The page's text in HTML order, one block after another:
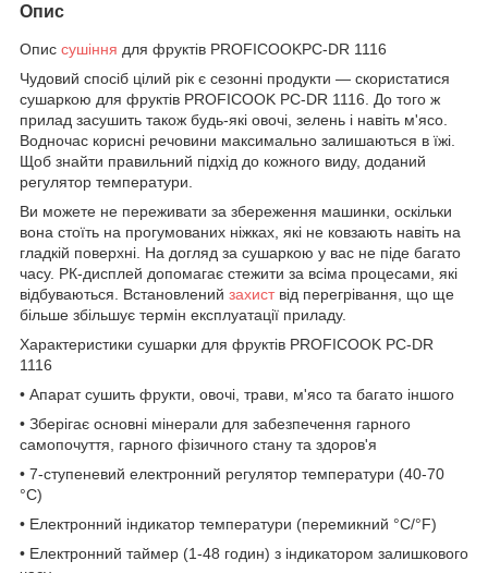
Опис
Опис сушіння для фруктів PROFICOOKPC-DR 1116
Чудовий спосіб цілий рік є сезонні продукти — скористатися
сушаркою для фруктів PROFICOOK PC-DR 1116. До того ж
прилад засушить також будь-які овочі, зелень і навіть м'ясо.
Водночас корисні речовини максимально залишаються в їжі.
Щоб знайти правильний підхід до кожного виду, доданий
регулятор температури.
Ви можете не переживати за збереження машинки, оскільки
вона стоїть на прогумованих ніжках, які не ковзають навіть на
гладкій поверхні. На догляд за сушаркою у вас не піде багато
часу. РК-дисплей допомагає стежити за всіма процесами, які
відбуваються. Встановлений захиствід перегрівання, що ще
більше збільшує термін експлуатації приладу.
Характеристики сушарки для фруктів PROFICOOK PC-DR
1116
• Апарат сушить фрукти, овочі, трави, м'ясо та багато іншого
• Зберігає основні мінерали для забезпечення гарного
самопочуття, гарного фізичного стану та здоров'я
• 7-ступеневий електронний регулятор температури (40-70
°C)
• Електронний індикатор температури (перемикний °C/°F)
• Електронний таймер (1-48 годин) з індикатором залишкового